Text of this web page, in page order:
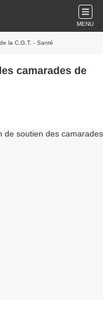
MENU
la C.G.T. - Santé
camarades de